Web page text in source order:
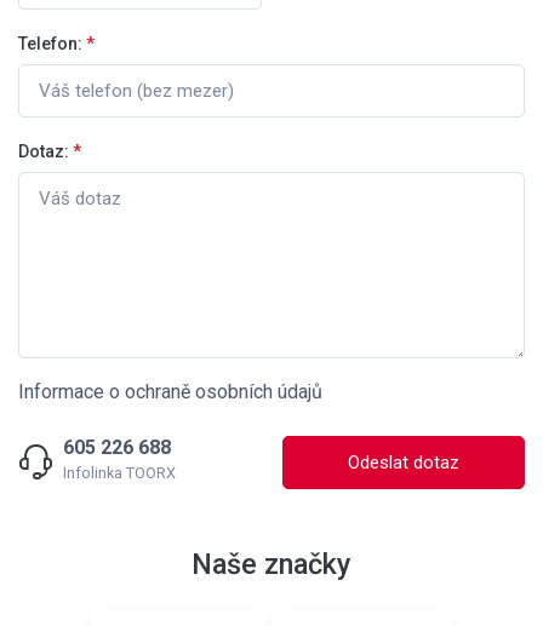
Telefon: *
Dotaz: *
Informace o ochraně osobních údajů
605 226 688
Infolinka TOORX Odeslat dotaz
Naše značky